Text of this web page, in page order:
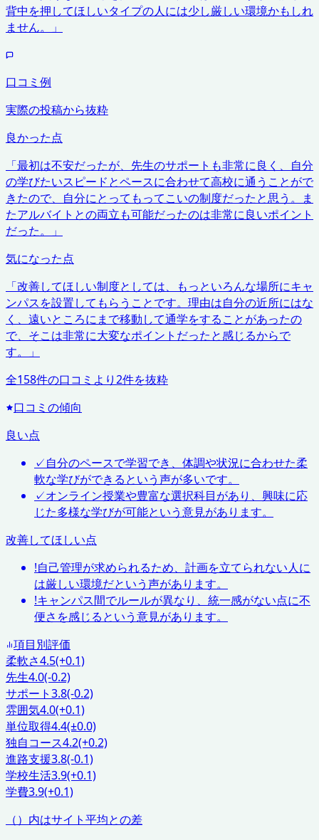
背中を押してほしいタイプの人には少し厳しい環境かもしれ
ません。
」
口コミ例
実際の投稿から抜粋
良かった点
「最初は不安だったが、先生のサポートも非常に良く、自分
の学びたいスピードとペースに合わせて高校に通うことがで
きたので、自分にとってもってこいの制度だったと思う。ま
たアルバイトとの両立も可能だったのは非常に良いポイント
だった。
」
気になった点
「改善してほしい制度としては、もっといろんな場所にキャ
ンパスを設置してもらうことです。理由は自分の近所にはな
く、遠いところにまで移動して通学をすることがあったの
で、そこは非常に大変なポイントだったと感じるからで
す。
」
全158件の口コミより2件を抜粋
口コミの傾向
良い点
✓自分のペースで学習でき、体調や状況に合わせた柔
軟な学びができるという声が多いです。
✓オンライン授業や豊富な選択科目があり、興味に応
じた多様な学びが可能という意見があります。
改善してほしい点
!自己管理が求められるため、計画を立てられない人に
は厳しい環境だという声があります。
!キャンパス間でルールが異なり、統一感がない点に不
便さを感じるという意見があります。
項目別評価
柔軟さ4.5(+0.1)
先生4.0(-0.2)
サポート3.8(-0.2)
雰囲気4.0(+0.1)
単位取得4.4(±0.0)
独自コース4.2(+0.2)
進路支援3.8(-0.1)
学校生活3.9(+0.1)
学費3.9(+0.1)
（）内はサイト平均との差